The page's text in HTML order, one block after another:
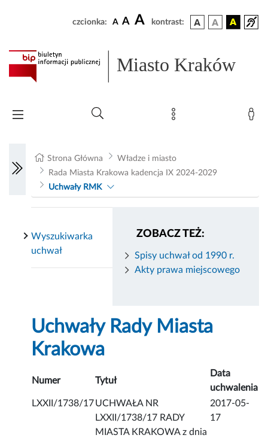
czcionka: A A A kontrast:
Miasto Kraków
Strona Główna
Władze i miasto
Rada Miasta Krakowa kadencja IX 2024-2029
Uchwały RMK
ZOBACZ TEŻ:
Spisy uchwał od 1990 r.
Akty prawa miejscowego
Wyszukiwarka
uchwał
Uchwały Rady Miasta
Krakowa
Numer Tytuł
Data
uchwalenia
LXXII/1738/17UCHWAŁA NR
LXXII/1738/17 RADY
MIASTA KRAKOWA z dnia
2017-05-
17